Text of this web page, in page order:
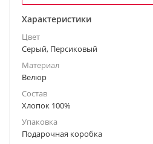
Характеристики
Цвет
Серый, Персиковый
Материал
Велюр
Состав
Хлопок 100%
Упаковка
Подарочная коробка